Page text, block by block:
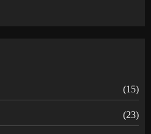
(15)
(23)